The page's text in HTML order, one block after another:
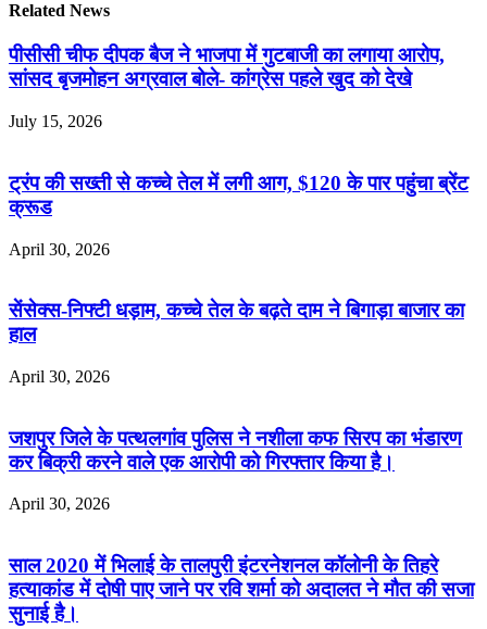
Related News
पीसीसी चीफ दीपक बैज ने भाजपा में गुटबाजी का लगाया आरोप,
सांसद बृजमोहन अग्रवाल बोले- कांग्रेस पहले खुद को देखे
July 15, 2026
ट्रंप की सख्ती से कच्चे तेल में लगी आग, $120 के पार पहुंचा ब्रेंट
क्रूड
April 30, 2026
सेंसेक्स-निफ्टी धड़ाम, कच्चे तेल के बढ़ते दाम ने बिगाड़ा बाजार का
हाल
April 30, 2026
जशपुर जिले के पत्थलगांव पुलिस ने नशीला कफ सिरप का भंडारण
कर बिक्री करने वाले एक आरोपी को गिरफ्तार किया है।
April 30, 2026
साल 2020 में भिलाई के तालपुरी इंटरनेशनल कॉलोनी के तिहरे
हत्याकांड में दोषी पाए जाने पर रवि शर्मा को अदालत ने मौत की सजा
सुनाई है।